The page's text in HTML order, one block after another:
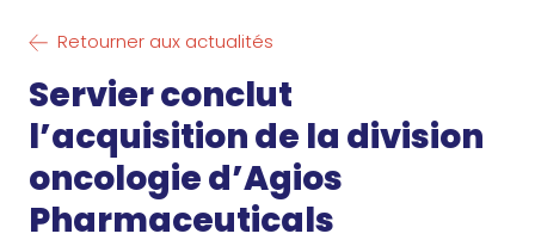
Retourner aux actualités
Servier conclut
l’acquisition de la division
oncologie d’Agios
Pharmaceuticals